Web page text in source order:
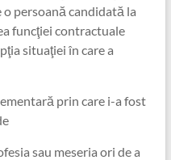
persoană candidată la
funcţiei contractuale
situaţiei în care a
prin care i-a fost
sau meseria ori de a